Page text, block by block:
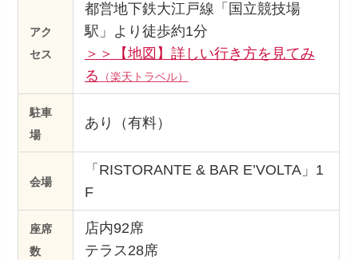
アク
セス
都営地下鉄大江戸線「国立競技場
駅」より徒歩約1分
＞＞【地図】詳しい行き方を見てみ
る
（楽天トラベル）
駐車
場
あり（有料）
会場
「RISTORANTE & BAR E’VOLTA」1
F
座席
数
店内92席
テラス28席